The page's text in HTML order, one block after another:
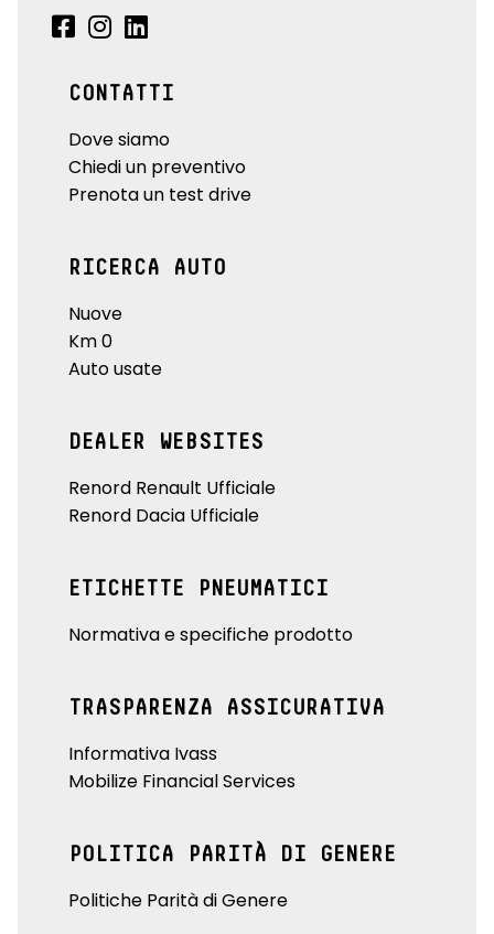
CONTATTI
Dove siamo
Chiedi un preventivo
Prenota un test drive
RICERCA AUTO
Nuove
Km 0
Auto usate
DEALER WEBSITES
Renord Renault Ufficiale
Renord Dacia Ufficiale
ETICHETTE PNEUMATICI
Normativa e specifiche prodotto
TRASPARENZA ASSICURATIVA
Informativa Ivass
Mobilize Financial Services
POLITICA PARITÀ DI GENERE
Politiche Parità di Genere